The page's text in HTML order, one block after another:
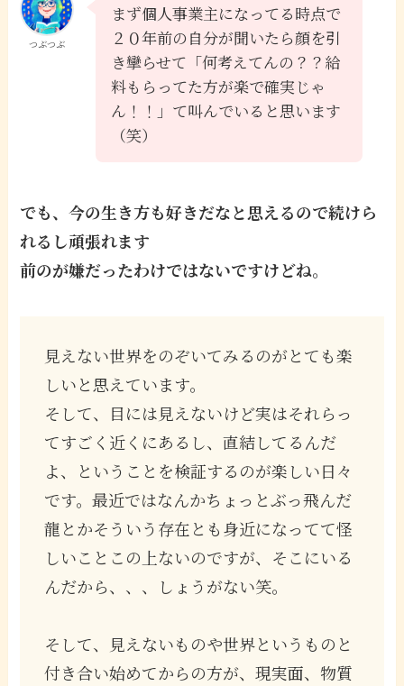
つぶつぶ
まず個人事業主になってる時点で
２０年前の自分が聞いたら顔を引
き攣らせて「何考えてんの？？給
料もらってた方が楽で確実じゃ
ん！！」て叫んでいると思います
（笑）
でも、今の生き方も好きだなと思えるので続けら
れるし頑張れます
前のが嫌だったわけではないですけどね。
見えない世界をのぞいてみるのがとても楽
しいと思えています。
そして、目には見えないけど実はそれらっ
てすごく近くにあるし、直結してるんだ
よ、ということを検証するのが楽しい日々
です。最近ではなんかちょっとぶっ飛んだ
龍とかそういう存在とも身近になってて怪
しいことこの上ないのですが、そこにいる
んだから、、、しょうがない笑。
そして、見えないものや世界というものと
付き合い始めてからの方が、現実面、物質